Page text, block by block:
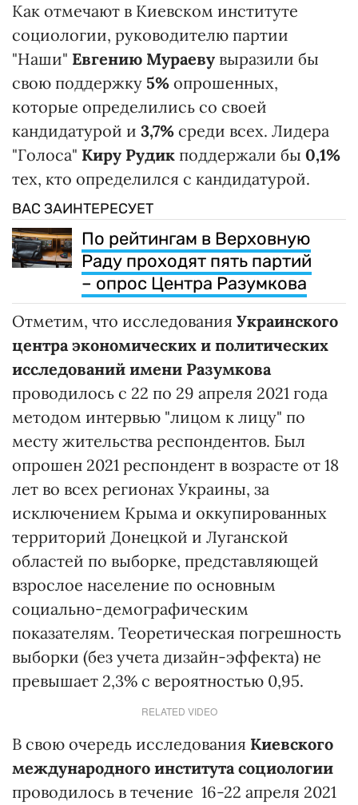
Как отмечают в Киевском институте
социологии, руководителю партии
"Наши" Евгению Мураеву выразили бы
свою поддержку 5% опрошенных,
которые определились со своей
кандидатурой и 3,7% среди всех. Лидера
"Голоса" Киру Рудик поддержали бы 0,1%
тех, кто определился с кандидатурой.
ВАС ЗАИНТЕРЕСУЕТ
По рейтингам в Верховную
Раду проходят пять партий
– опрос Центра Разумкова
Отметим, что исследования Украинского
центра экономических и политических
исследований имени Разумкова
проводилось с 22 по 29 апреля 2021 года
методом интервью "лицом к лицу" по
месту жительства респондентов. Был
опрошен 2021 респондент в возрасте от 18
лет во всех регионах Украины, за
исключением Крыма и оккупированных
территорий Донецкой и Луганской
областей по выборке, представляющей
взрослое население по основным
социально-демографическим
показателям. Теоретическая погрешность
выборки (без учета дизайн-эффекта) не
превышает 2,3% с вероятностью 0,95.
RELATED VIDEO
В свою очередь исследования Киевского
международного института социологии
проводилось в течение 16-22 апреля 2021